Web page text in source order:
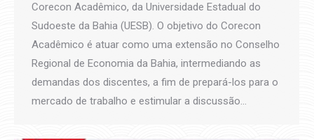
Corecon Acadêmico, da Universidade Estadual do
Sudoeste da Bahia (UESB). O objetivo do Corecon
Acadêmico é atuar como uma extensão no Conselho
Regional de Economia da Bahia, intermediando as
demandas dos discentes, a fim de prepará-los para o
mercado de trabalho e estimular a discussão…